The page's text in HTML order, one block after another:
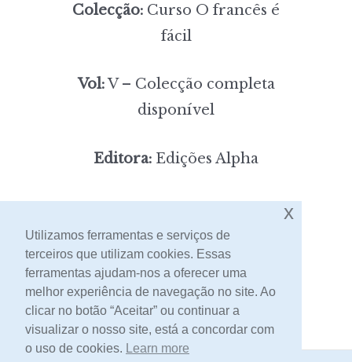
Colecção: Curso O francês é
fácil
Vol:V – Colecção completa
disponível
Editora: Edições Alpha
[portes incluídos]
Contacto
Utilizamos ferramentas e serviços de
terceiros que utilizam cookies. Essas
ferramentas ajudam-nos a oferecer uma
melhor experiência de navegação no site. Ao
clicar no botão “Aceitar” ou continuar a
visualizar o nosso site, está a concordar com
o uso de cookies. Learn more
x